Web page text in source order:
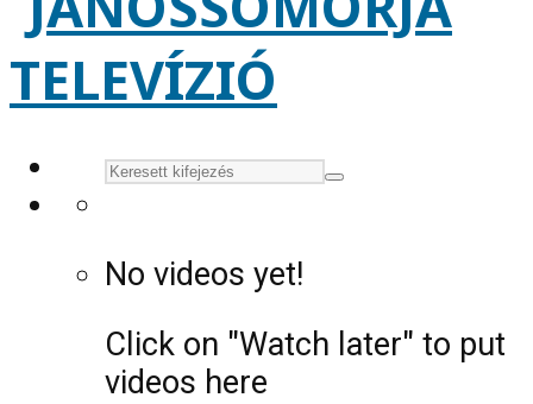
No videos yet!
Click on "Watch later" to put
videos here